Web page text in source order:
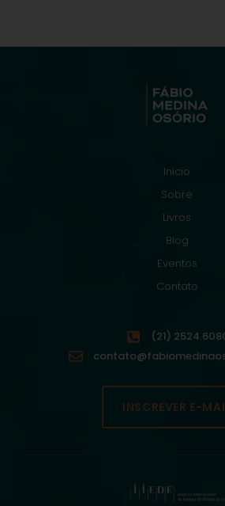
Início
Sobre
Livros
Blog
Eventos
Contato
(21)
INSCREVER E-